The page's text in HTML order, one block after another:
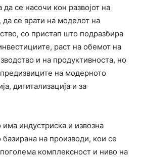
се насочи кон развојот на
да се врати на моделот на
со пристап што подразбира
раст на обемот на
и на продуктивноста, но
на модерното
дигитализација и за
индустриска и извозна
на производи, кои се
комплексност и ниво на